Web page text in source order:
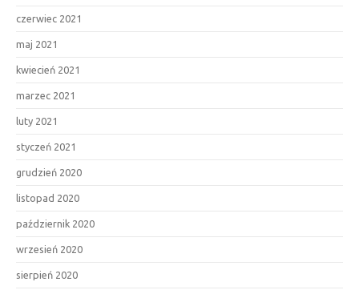
czerwiec 2021
maj 2021
kwiecień 2021
marzec 2021
luty 2021
styczeń 2021
grudzień 2020
listopad 2020
październik 2020
wrzesień 2020
sierpień 2020